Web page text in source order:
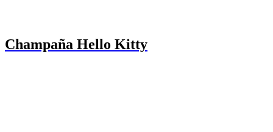
Champaña Hello Kitty